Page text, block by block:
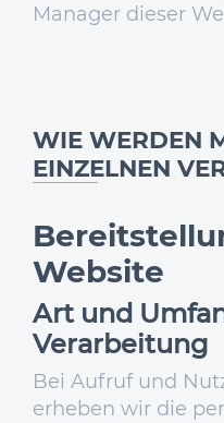
Manager dieser
WIE WERDEN
EINZELNEN
Website
Art und
Verarbeitung
Bei Aufruf und
erheben wir die